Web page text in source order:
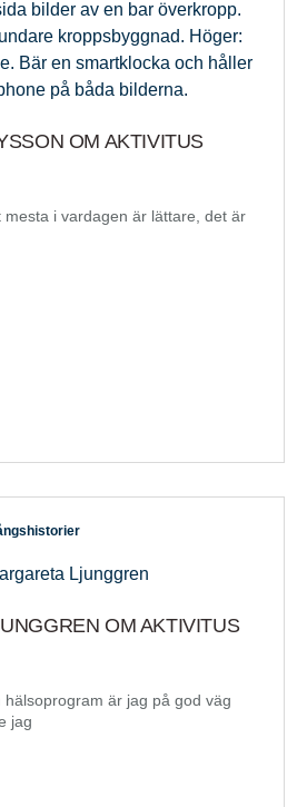
OM AKTIVITUS
i vardagen är lättare, det är
OM AKTIVITUS
hälsoprogram är jag på god väg
jag